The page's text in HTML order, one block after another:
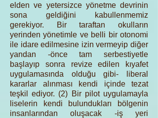
elden ve yetersizce yönetme devrinin
sona geldiğini kabullenmemiz
gerekiyor. Bir taraftan okulların
yerinden yönetimle ve belli bir otonomi
ile idare edilmesine izin vermeyip diğer
yandan -önce tam serbestiyetle
başlayıp sonra revize edilen kıyafet
uygulamasında olduğu gibi- liberal
kararlar alınması kendi içinde tezat
teşkil ediyor. (2) Bir pilot uygulamayla
liselerin kendi bulundukları bölgenin
insanlarından oluşacak -iş yeri